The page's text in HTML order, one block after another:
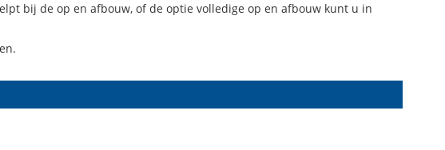
bij de op en afbouw, of de optie volledige op en afbouw kunt u in